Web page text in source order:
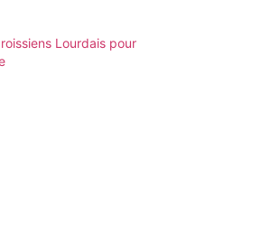
Lourdais pour